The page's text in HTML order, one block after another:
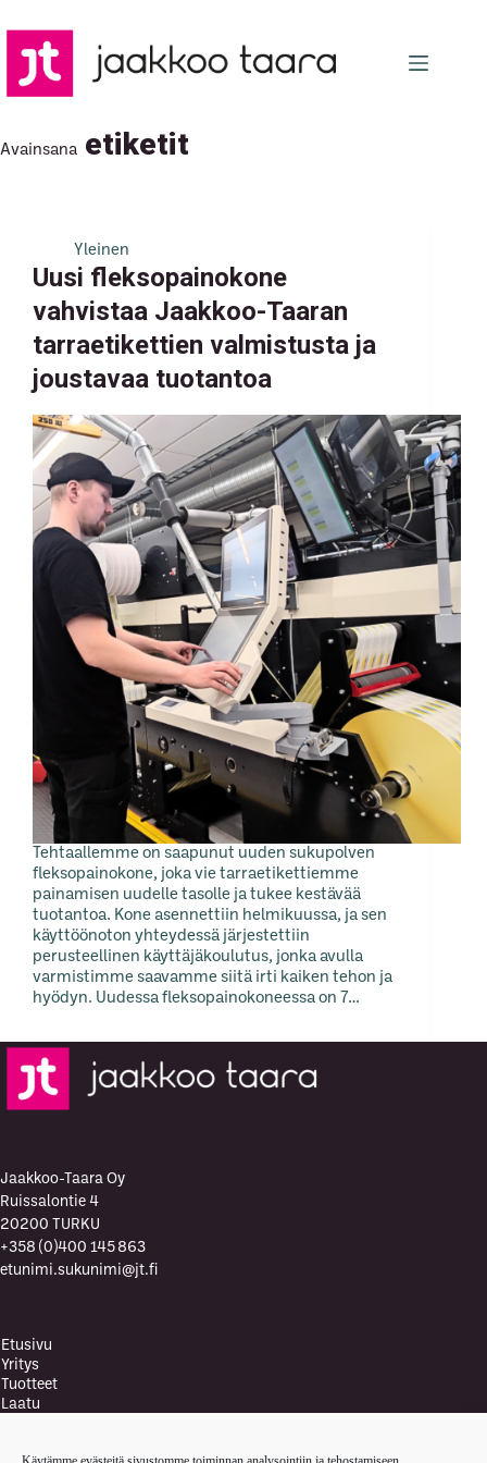
to
content
Avainsana etiketit
Yleinen
Uusi fleksopainokone
vahvistaa Jaakkoo-Taaran
tarraetikettien valmistusta ja
joustavaa tuotantoa
Tehtaallemme on saapunut uuden sukupolven
fleksopainokone, joka vie tarraetikettiemme
painamisen uudelle tasolle ja tukee kestävää
tuotantoa. Kone asennettiin helmikuussa, ja sen
käyttöönoton yhteydessä järjestettiin
perusteellinen käyttäjäkoulutus, jonka avulla
varmistimme saavamme siitä irti kaiken tehon ja
hyödyn. Uudessa fleksopainokoneessa on 7…
Jaakkoo-Taara Oy
Ruissalontie 4
20200 TURKU
+358 (0)400 145 863
etunimi.sukunimi@jt.fi
Etusivu
Yritys
Tuotteet
Laatu